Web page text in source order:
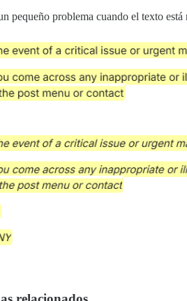
pequeño problema cuando el texto